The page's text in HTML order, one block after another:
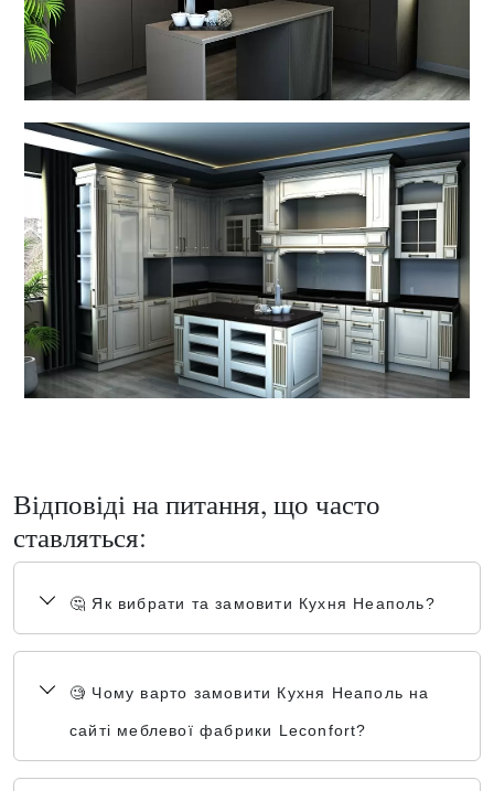
Відповіді на питання, що часто
ставляться:
🤔 Як вибрати та замовити Кухня Неаполь?
🧐 Чому варто замовити Кухня Неаполь на
сайті меблевої фабрики Leconfort?